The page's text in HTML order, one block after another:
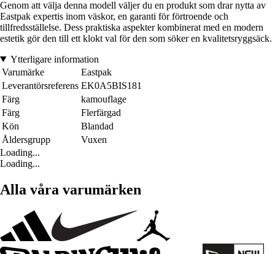
Genom att välja denna modell väljer du en produkt som drar nytta av
Eastpak expertis inom väskor, en garanti för förtroende och
tillfredsställelse. Dess praktiska aspekter kombinerat med en modern
estetik gör den till ett klokt val för den som söker en kvalitetsryggsäck.
Ytterligare information
Varumärke
Eastpak
Leverantörsreferens EK0A5BIS181
Färg
kamouflage
Färg
Flerfärgad
Kön
Blandad
Åldersgrupp
Vuxen
Loading...
Loading...
Alla våra varumärken